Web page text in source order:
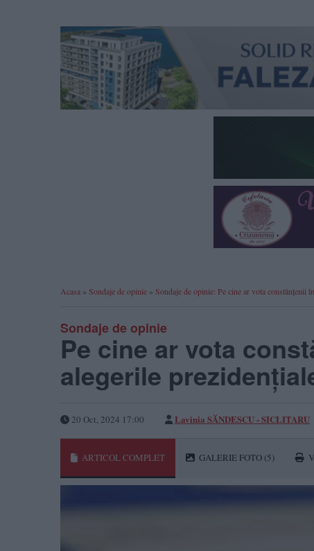
Acasa » Sondaje de opinie » Sondaje de opinie: Pe cine ar vota constănțenii
Sondaje de opinie
Pe cine ar vota
alegerile
20 Oct, 2024 17:00 Lavinia SĂNDESCU - SICLITARU
ARTICOL COMPLET GALERIE FOTO (5)